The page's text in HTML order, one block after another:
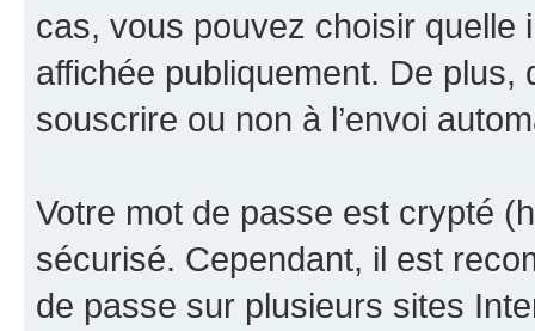
cas, vous pouvez choisir quelle
affichée publiquement. De
souscrire ou non à l’envoi
Votre mot de passe est crypté
sécurisé. Cependant, il est
de passe sur plusieurs sites